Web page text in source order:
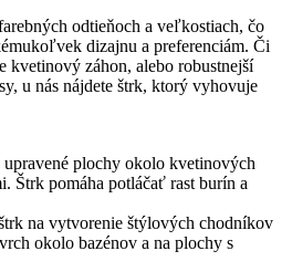
odtieňoch a veľkostiach, čo
dizajnu a preferenciám. Či
kvetinový záhon, alebo robustnejší
u nás nájdete štrk, ktorý vyhovuje
plochy okolo kvetinových
Štrk pomáha potláčať rast burín a
na vytvorenie štýlových chodníkov
okolo bazénov a na plochy s